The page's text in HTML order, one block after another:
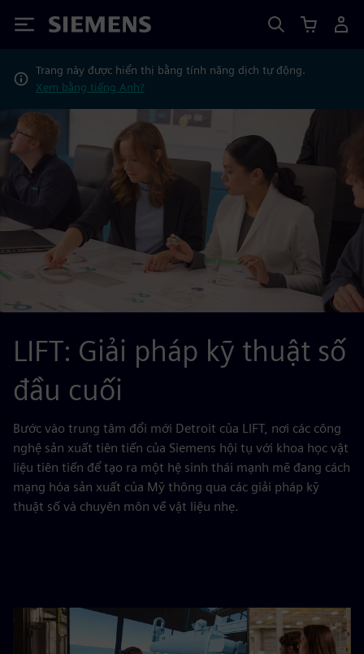
Siemens
Trang này được hiển thị bằng tính năng dịch tự động.
Xem bằng tiếng Anh?
LIFT: Giải pháp kỹ thuật số
đầu cuối
Bước vào trung tâm đổi mới Detroit của LIFT, nơi các công
nghệ sản xuất tiên tiến của Siemens hội tụ với khoa học vật
liệu tiên tiến để tạo ra một hệ sinh thái mạnh mẽ đang cách
mạng hóa sản xuất của Mỹ thông qua các giải pháp kỹ
thuật số và chuyên môn về vật liệu nhẹ.